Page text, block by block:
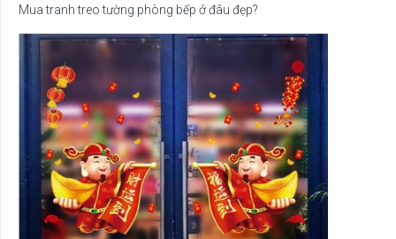
Mua tranh treo tường phòng bếp ở đâu đẹp?